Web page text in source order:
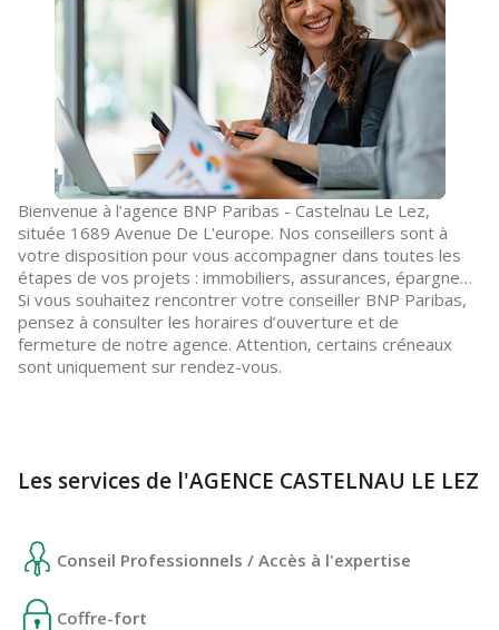
Bienvenue à l’agence BNP Paribas - Castelnau Le Lez,
située 1689 Avenue De L'europe. Nos conseillers sont à
votre disposition pour vous accompagner dans toutes les
étapes de vos projets : immobiliers, assurances, épargne…
Si vous souhaitez rencontrer votre conseiller BNP Paribas,
pensez à consulter les horaires d’ouverture et de
fermeture de notre agence. Attention, certains créneaux
sont uniquement sur rendez-vous.
Les services de l'AGENCE CASTELNAU LE LEZ
Conseil Professionnels / Accès à l'expertise
Coffre-fort